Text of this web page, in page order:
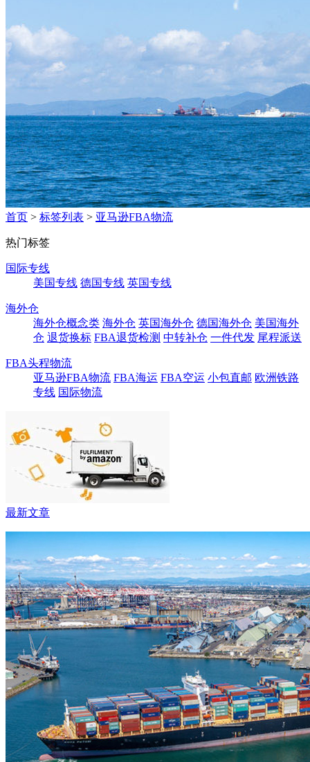
首页 > 标签列表 > 亚马逊FBA物流
热门标签
国际专线
美国专线 德国专线 英国专线
海外仓
海外仓概念类 海外仓 英国海外仓 德国海外仓 美国海外
仓 退货换标 FBA退货检测 中转补仓 一件代发 尾程派送
FBA头程物流
亚马逊FBA物流 FBA海运 FBA空运 小包直邮 欧洲铁路
专线 国际物流
最新文章